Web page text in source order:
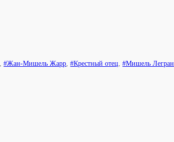
,#Жан-Мишель Жарр,#Крестный отец,#Мишель Легран